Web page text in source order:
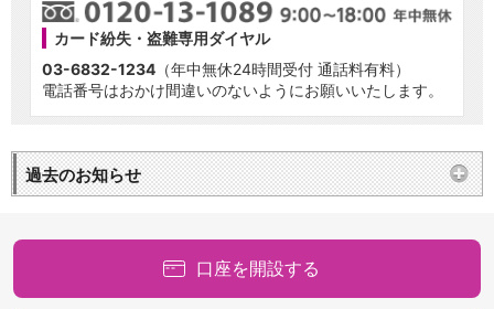
カード紛失・盗難専用ダイヤル
03-6832-1234 （年中無休24時間受付 通話料有料）
電話番号はおかけ間違いのないようにお願いいたします。
過去のお知らせ
口座を開設する